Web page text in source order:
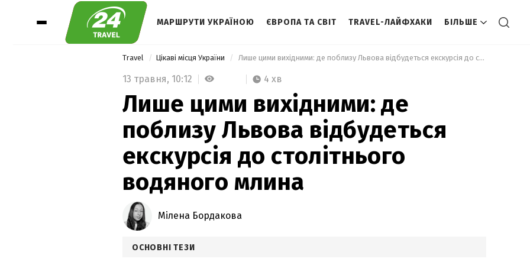
МАРШРУТИ УКРАЇНОЮ ЄВРОПА ТА СВІТ TRAVEL-ЛАЙФХАКИ БІЛЬШЕ
Travel Цікаві місця України Лише цими вихідними: де поблизу Львова відбудеться екскурсія до столітнього водяного млина
13 травня, 10:12 4 хв
Лише цими вихідними: де
поблизу Львова відбудеться
екскурсія до столітнього
водяного млина
Мілена Бордакова
ОСНОВНІ ТЕЗИ